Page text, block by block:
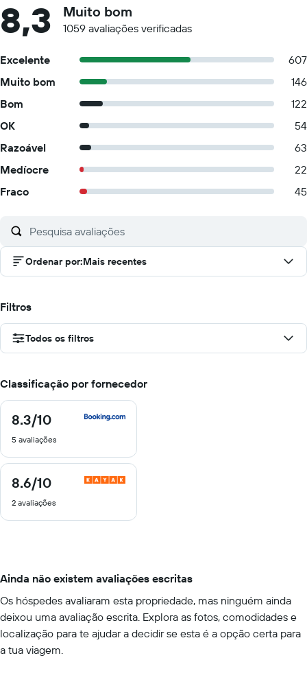
8,3 Muito bom
1059 avaliações verificadas
Excelente
607
Muito bom
146
Bom
122
OK
54
Razoável
63
Medíocre
22
Fraco
45
Ordenar por:Mais recentes
Filtros
Todos os filtros
Classificação por fornecedor
8.3/10
8.3
10
5 avaliações
8.6/10
8.6
10
2 avaliações
Ainda não existem avaliações escritas
Os hóspedes avaliaram esta propriedade, mas ninguém ainda
deixou uma avaliação escrita. Explora as fotos, comodidades e
localização para te ajudar a decidir se esta é a opção certa para
a tua viagem.